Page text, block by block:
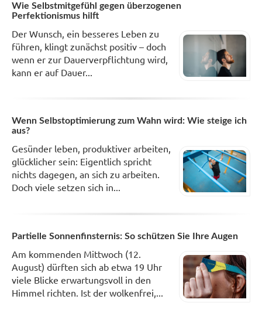
Wie Selbstmitgefühl gegen überzogenen
Perfektionismus hilft
Der Wunsch, ein besseres Leben zu
führen, klingt zunächst positiv – doch
wenn er zur Dauerverpflichtung wird,
kann er auf Dauer...
Wenn Selbstoptimierung zum Wahn wird: Wie steige ich
aus?
Gesünder leben, produktiver arbeiten,
glücklicher sein: Eigentlich spricht
nichts dagegen, an sich zu arbeiten.
Doch viele setzen sich in...
Partielle Sonnenfinsternis: So schützen Sie Ihre Augen
Am kommenden Mittwoch (12.
August) dürften sich ab etwa 19 Uhr
viele Blicke erwartungsvoll in den
Himmel richten. Ist der wolkenfrei,...